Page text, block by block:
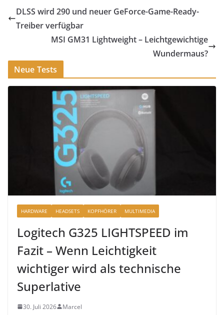
DLSS wird 290 und neuer GeForce-Game-Ready-
Treiber verfügbar
MSI GM31 Lightweight – Leichtgewichtige
Wundermaus?
Neue Tests
HARDWARE HEADSETS KOPFHÖRER MULTIMEDIA
Logitech G325 LIGHTSPEED im
Fazit – Wenn Leichtigkeit
wichtiger wird als technische
Superlative
30. Juli 2026 Marcel